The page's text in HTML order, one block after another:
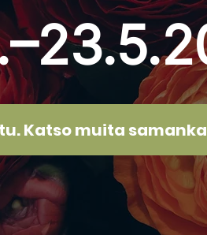
Katso muita